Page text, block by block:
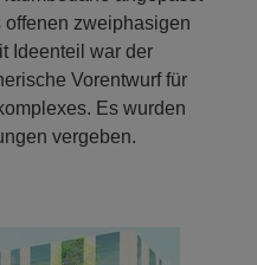
zweiphasigen
Ideenteil war der
Vorentwurf für
Es wurden
vergeben.